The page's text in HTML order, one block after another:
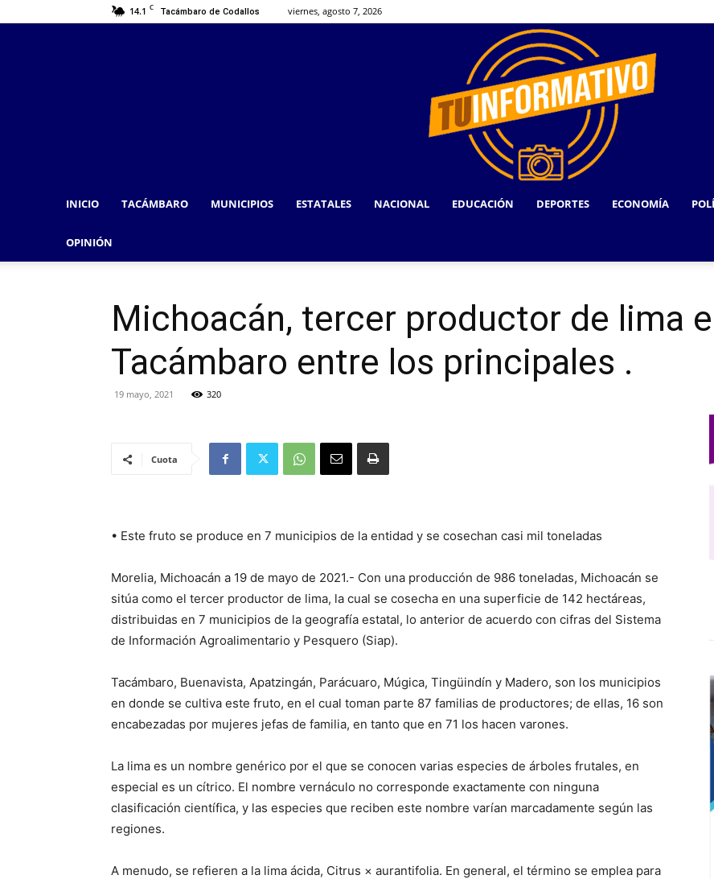
14.1 C Tacámbaro de Codallos viernes, agosto 7, 2026
INICIO TACÁMBARO MUNICIPIOS ESTATALES NACIONAL EDUCACIÓN DEPORTES ECONOMÍA
OPINIÓN
Michoacán, tercer productor de lima
Tacámbaro entre los principales .
19 mayo, 2021 320
Cuota
• Este fruto se produce en 7 municipios de la entidad y se cosechan casi mil toneladas
Morelia, Michoacán a 19 de mayo de 2021.- Con una producción de 986 toneladas, Michoacán se
sitúa como el tercer productor de lima, la cual se cosecha en una superficie de 142 hectáreas,
distribuidas en 7 municipios de la geografía estatal, lo anterior de acuerdo con cifras del Sistema
de Información Agroalimentario y Pesquero (Siap).
Tacámbaro, Buenavista, Apatzingán, Parácuaro, Múgica, Tingüindín y Madero, son los municipios
en donde se cultiva este fruto, en el cual toman parte 87 familias de productores; de ellas, 16 son
encabezadas por mujeres jefas de familia, en tanto que en 71 los hacen varones.
La lima es un nombre genérico por el que se conocen varias especies de árboles frutales, en
especial es un cítrico. El nombre vernáculo no corresponde exactamente con ninguna
clasificación científica, y las especies que reciben este nombre varían marcadamente según las
regiones.
A menudo, se refieren a la lima ácida, Citrus × aurantifolia. En general, el término se emplea para